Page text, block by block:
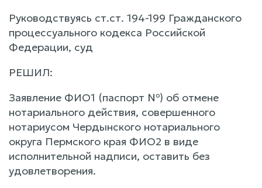
Руководствуясь ст.ст. 194-199 Гражданского
процессуального кодекса Российской
Федерации, суд
РЕШИЛ:
Заявление ФИО1 (паспорт №) об отмене
нотариального действия, совершенного
нотариусом Чердынского нотариального
округа Пермского края ФИО2 в виде
исполнительной надписи, оставить без
удовлетворения.